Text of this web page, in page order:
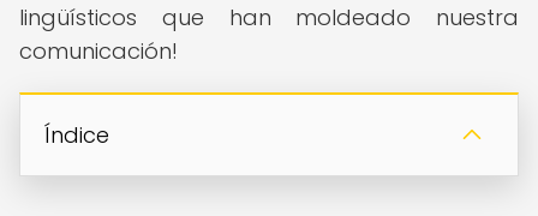
lingüísticos que han moldeado nuestra
comunicación!
Índice